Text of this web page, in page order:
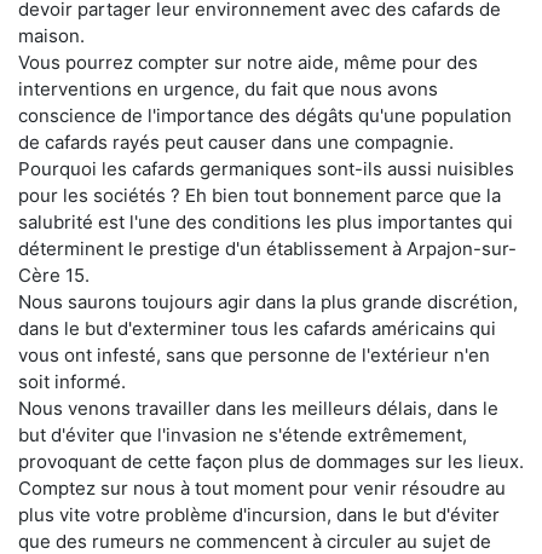
devoir partager leur environnement avec des cafards de
maison.
Vous pourrez compter sur notre aide, même pour des
interventions en urgence, du fait que nous avons
conscience de l'importance des dégâts qu'une population
de cafards rayés peut causer dans une compagnie.
Pourquoi les cafards germaniques sont-ils aussi nuisibles
pour les sociétés ? Eh bien tout bonnement parce que la
salubrité est l'une des conditions les plus importantes qui
déterminent le prestige d'un établissement à Arpajon-sur-
Cère 15.
Nous saurons toujours agir dans la plus grande discrétion,
dans le but d'exterminer tous les cafards américains qui
vous ont infesté, sans que personne de l'extérieur n'en
soit informé.
Nous venons travailler dans les meilleurs délais, dans le
but d'éviter que l'invasion ne s'étende extrêmement,
provoquant de cette façon plus de dommages sur les lieux.
Comptez sur nous à tout moment pour venir résoudre au
plus vite votre problème d'incursion, dans le but d'éviter
que des rumeurs ne commencent à circuler au sujet de